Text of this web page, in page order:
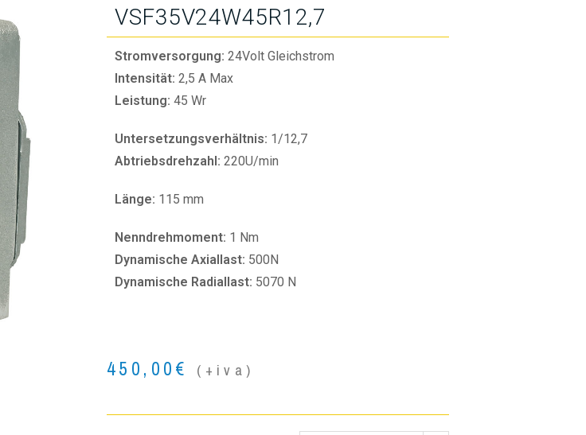
VSF35V24W45R12,7
Stromversorgung: 24Volt Gleichstrom
Intensität: 2,5 A Max
Leistung: 45 Wr
Untersetzungsverhältnis: 1/12,7
Abtriebsdrehzahl: 220U/min
Länge: 115 mm
Nenndrehmoment: 1 Nm
Dynamische Axiallast: 500N
Dynamische Radiallast: 5070 N
450,00€ (+iva)